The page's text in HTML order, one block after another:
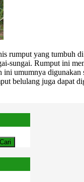
rumput yang tumbuh
sungai. Rumput ini
umumnya digunakan
belulang juga dapat